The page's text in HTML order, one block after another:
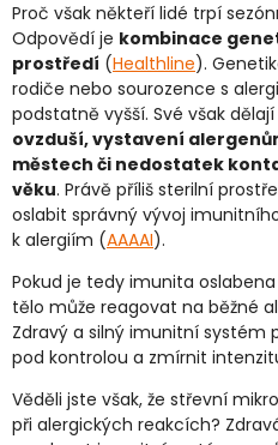
Proč však někteří lidé trpí
Odpovědí je kombinace
prostředí (Healthline).
rodiče nebo sourozence s
podstatně vyšší. Své však
ovzduší, vystavení
městech či nedostatek
věku. Právě příliš sterilní
oslabit správný vývoj
k alergiím (AAAAI).
Pokud je tedy imunita
tělo může reagovat na běžné
Zdravý a silný imunitní systém
pod kontrolou a zmírnit
Věděli jste však, že střevní
při alergických reakcích?